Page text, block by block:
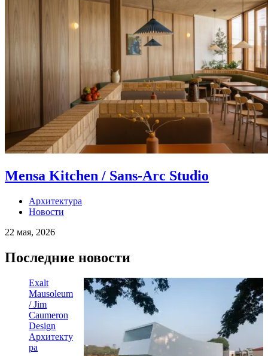
Mensa Kitchen / Sans-Arc Studio
Архитектура
Новости
22 мая, 2026
Последние новости
Exalt
Mausoleum
/ Jim
Caumeron
Design
Архитекту
ра